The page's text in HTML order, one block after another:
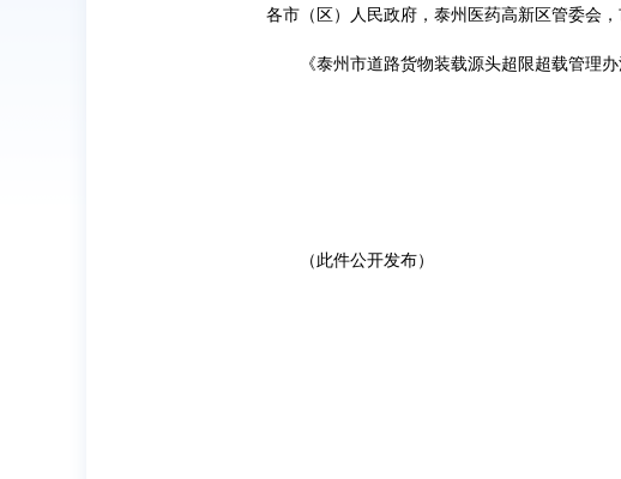
各市（区）人民政府，泰州医药高新区管委会
《泰州市道路货物装载源头超限超载管理
（此件公开发布）